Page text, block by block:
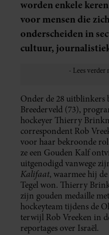
worden enkele
voor mensen die
onderscheiden in
cultuur,
Onder de 28 uitblinkers
Breederveld (73),
hockeyer Thierry
correspondent Rob
voor haar bekroonde
ze een Gouden Kalf
uitgenodigd vanwege
Kalifaat, waarmee hij
Tegel won. Thierry
zijn gouden medaille
hockeyteam tijdens de
terwijl Rob Vreeken in
reportages over Israël.